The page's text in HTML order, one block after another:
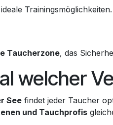
Taucherzone, das
welcher
See findet jeder Taucher
und Tauchprofis